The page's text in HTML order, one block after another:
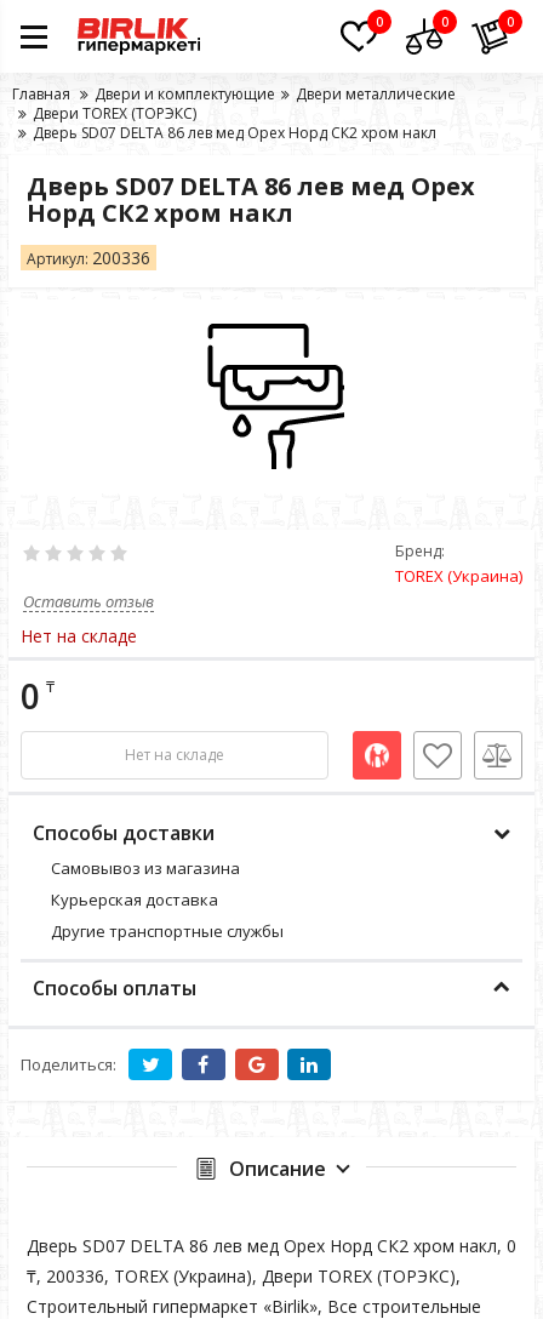
0 0 0
Главная Двери и комплектующие
Двери металлические
Двери TOREX (ТОРЭКС)
Дверь SD07 DELTA 86 лев мед Орех Норд СК2 хром накл
Дверь SD07 DELTA 86 лев мед Орех
Норд СК2 хром накл
Артикул: 200336
Бренд:
TOREX (Украина)
Оставить отзыв
Нет на складе
0 ₸
Нет на складе
Способы доставки
Самовывоз из магазина
Курьерская доставка
Другие транспортные службы
Способы оплаты
Поделиться:
Описание
Дверь SD07 DELTA 86 лев мед Орех Норд СК2 хром накл, 0
₸, 200336, TOREX (Украина), Двери TOREX (ТОРЭКС),
Строительный гипермаркет «Birlik», Все строительные